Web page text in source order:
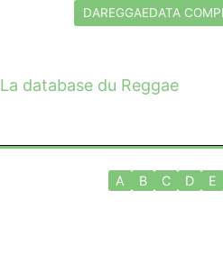
DAREGGAEDATA
La database du Reggae
A B C D E